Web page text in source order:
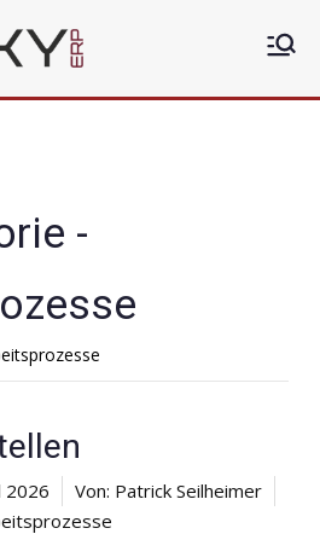
Die clevere ERP Lösung
-
2026 Von: Patrick Seilheimer